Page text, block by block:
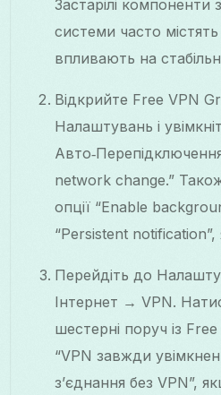
Застарілі компоненти
системи часто
впливають на
Відкрийте Free VPN
Налаштувань і
network change.” Також
опції “Enable
“Persistent notification”,
Перейдіть до
Інтернет → VPN.
шестерні поруч із Free
“VPN завжди
з’єднання без VPN”,